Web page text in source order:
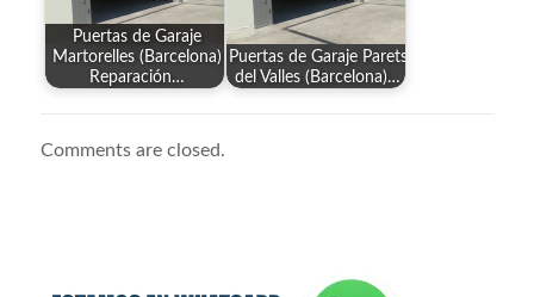
Puertas de Garaje
Martorelles (Barcelona)
Reparación…
Puertas de Garaje Parets
del Valles (Barcelona)…
Comments are closed.